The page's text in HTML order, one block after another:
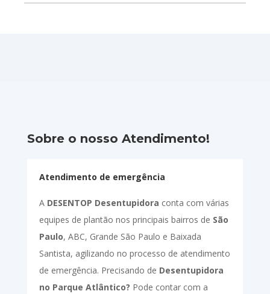
Sobre o nosso Atendimento!
Atendimento de emergência
A DESENTOP Desentupidora conta com várias
equipes de plantão nos principais bairros de São
Paulo, ABC, Grande São Paulo e Baixada
Santista, agilizando no processo de atendimento
de emergência. Precisando de Desentupidora
no Parque Atlântico? Pode contar com a